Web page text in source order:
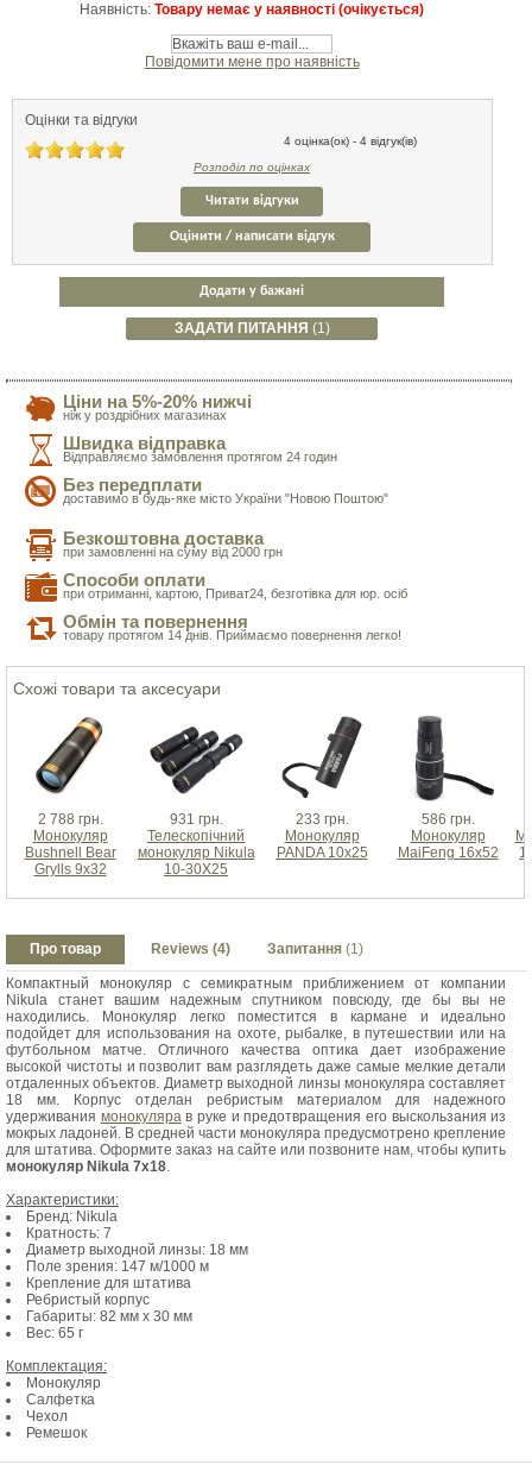
Наявність: Товару немає у наявності (очікується)
Повідомити мене про наявність
Оцінки та відгуки
4 оцінка(ок) - 4 відгук(ів)
Розподіл по оцінках
Читати відгуки
Оцінити / написати відгук
Додати у бажані
ЗАДАТИ ПИТАННЯ (1)
Ціни на 5%-20% нижчі
ніж у роздрібних магазинах
Швидка відправка
Відправляємо замовлення протягом 24 годин
Без передплати
доставимо в будь-яке місто України "Новою Поштою"
Безкоштовна доставка
при замовленні на суму від 2000 грн
Способи оплати
при отриманні, картою, Приват24, безготівка для юр. осіб
Обмін та повернення
товару протягом 14 днів. Приймаємо повернення легко!
Схожі товари та аксесуари
2 788 грн.
Монокуляр
Bushnell Bear
Grylls 9x32
931 грн.
Телескопічний
монокуляр Nikula
10-30X25
233 грн.
Монокуляр
PANDA 10x25
586 грн.
Монокуляр
MaiFeng 16x52
Про товар Reviews (4) Запитання (1)
Компактный монокуляр с семикратным приближением от компании
Nikula станет вашим надежным спутником повсюду, где бы вы не
находились. Монокуляр легко поместится в кармане и идеально
подойдет для использования на охоте, рыбалке, в путешествии или на
футбольном матче. Отличного качества оптика дает изображение
высокой чистоты и позволит вам разглядеть даже самые мелкие детали
отдаленных объектов. Диаметр выходной линзы монокуляра составляет
18 мм. Корпус отделан ребристым материалом для надежного
удерживания монокулярав руке и предотвращения его выскользания из
мокрых ладоней. В средней части монокуляра предусмотрено крепление
для штатива. Оформите заказ на сайте или позвоните нам, чтобы купить
монокуляр Nikula 7x18.
Характеристики:
Бренд: Nikula
Кратность: 7
Диаметр выходной линзы: 18 мм
Поле зрения: 147 м/1000 м
Крепление для штатива
Ребристый корпус
Габариты: 82 мм х 30 мм
Вес: 65 г
Комплектация:
Монокуляр
Салфетка
Чехол
Ремешок